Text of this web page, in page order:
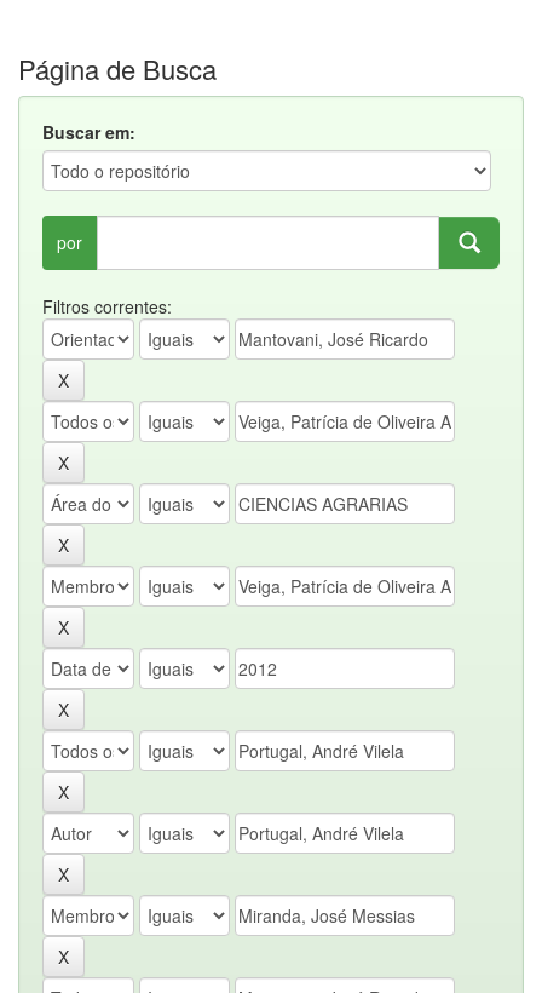
Página de Busca
Buscar em:
por
Filtros correntes: